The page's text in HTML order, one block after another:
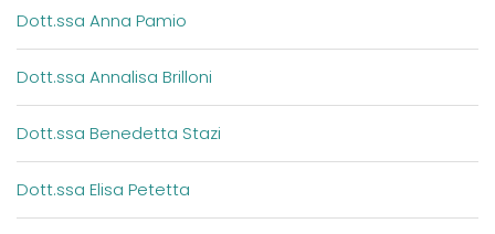
Dott.ssa Anna Pamio
Dott.ssa Annalisa Brilloni
Dott.ssa Benedetta Stazi
Dott.ssa Elisa Petetta